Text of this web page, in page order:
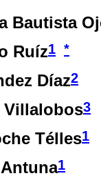
Bautista
Ruíz1 *
Díaz2
Villalobos3
Télles1
1